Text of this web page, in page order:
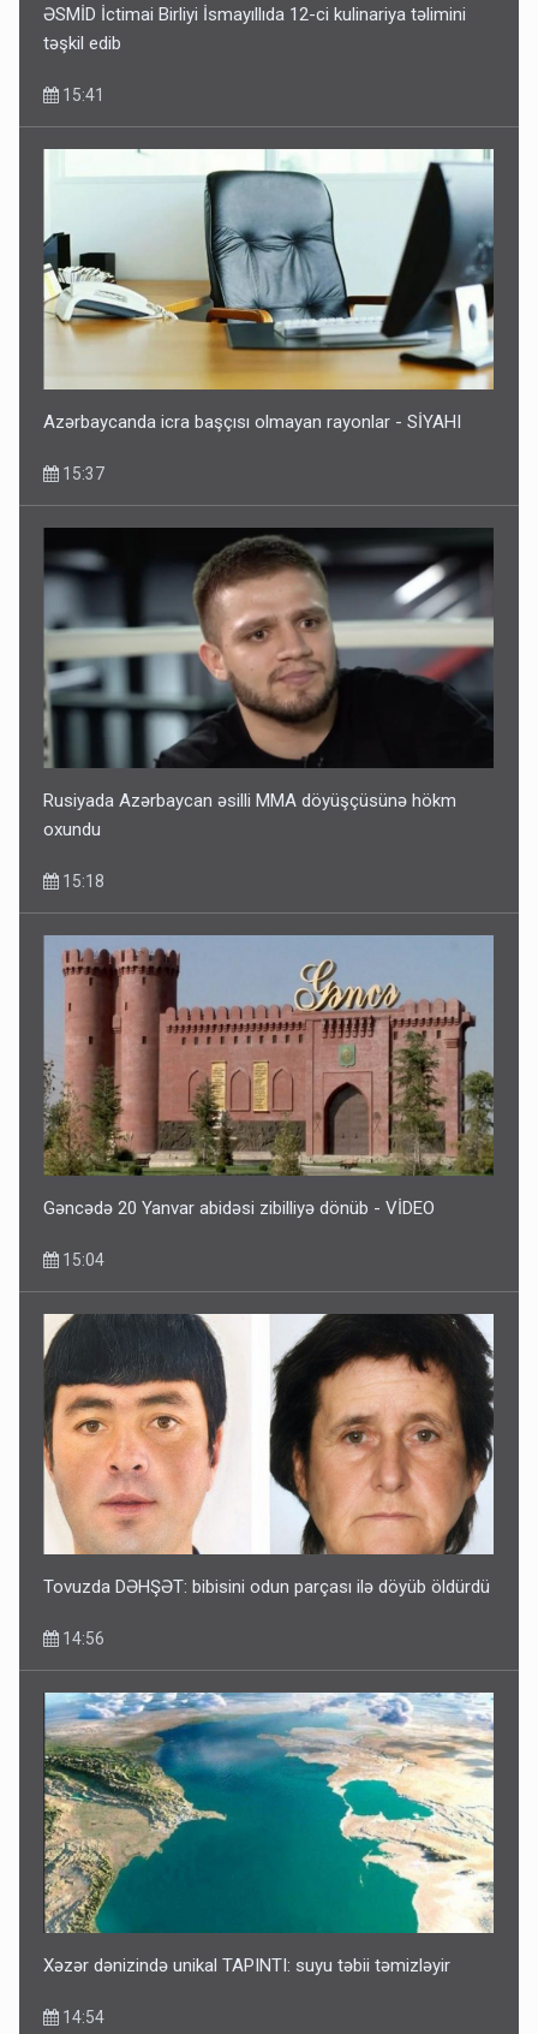
ƏSMİD İctimai Birliyi İsmayıllıda 12-ci kulinariya təlimini
təşkil edib
15:41
Azərbaycanda icra başçısı olmayan rayonlar - SİYAHI
15:37
Rusiyada Azərbaycan əsilli MMA döyüşçüsünə hökm
oxundu
15:18
Gəncədə 20 Yanvar abidəsi zibilliyə dönüb - VİDEO
15:04
Tovuzda DƏHŞƏT: bibisini odun parçası ilə döyüb öldürdü
14:56
Xəzər dənizində unikal TAPINTI: suyu təbii təmizləyir
14:54